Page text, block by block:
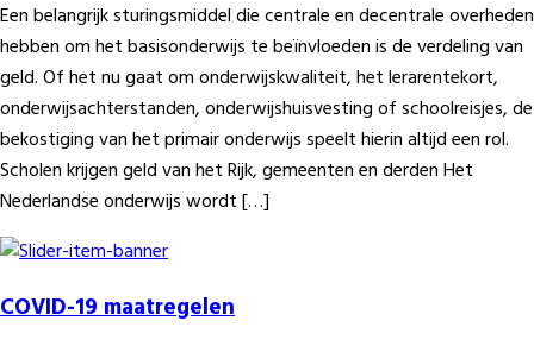
Een belangrijk sturingsmiddel die centrale en decentrale overheden
hebben om het basisonderwijs te beïnvloeden is de verdeling van
geld. Of het nu gaat om onderwijskwaliteit, het lerarentekort,
onderwijsachterstanden, onderwijshuisvesting of schoolreisjes, de
bekostiging van het primair onderwijs speelt hierin altijd een rol.
Scholen krijgen geld van het Rijk, gemeenten en derden Het
Nederlandse onderwijs wordt […]
COVID-19 maatregelen